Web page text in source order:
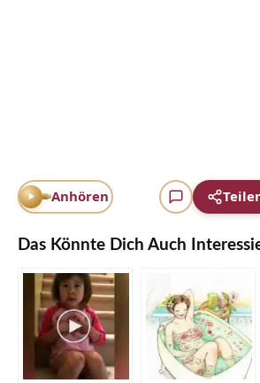
Anhören
Das Könnte Dich Auch